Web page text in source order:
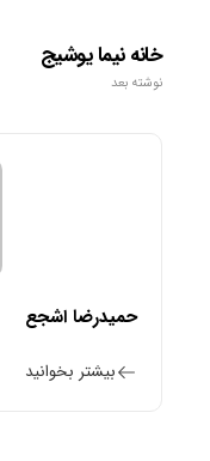
خانه نیما یوشیج
نوشته بعد
حمیدرضا اشجع
بیشتر بخوانید